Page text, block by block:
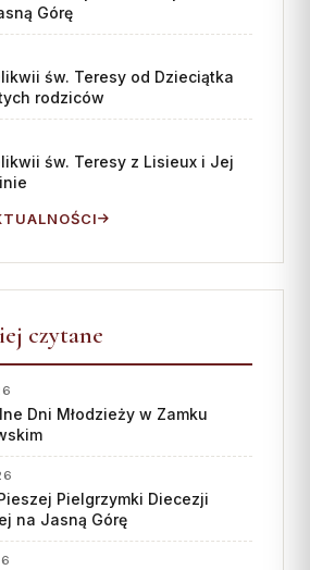
Górę
św. Teresy od Dzieciątka
rodziców
św. Teresy z Lisieux i Jej
czytane
Dni Młodzieży w Zamku
Pielgrzymki Diecezji
na Jasną Górę